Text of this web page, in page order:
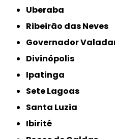
Uberaba
Ribeirão das Neves
Governador
Divinópolis
Ipatinga
Sete Lagoas
Santa Luzia
Ibirité